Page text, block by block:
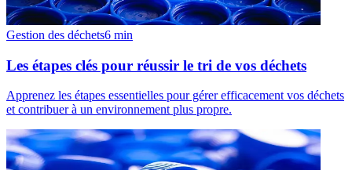
Gestion des déchets6 min
Les étapes clés pour réussir le tri de vos déchets
Apprenez les étapes essentielles pour gérer efficacement vos déchets
et contribuer à un environnement plus propre.